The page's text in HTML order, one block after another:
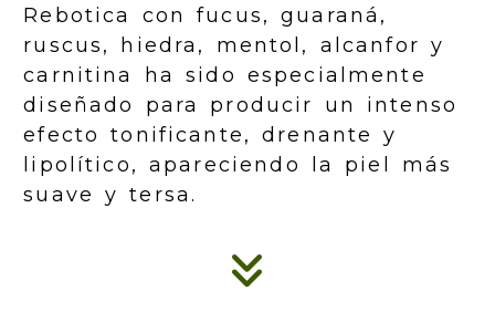
Rebotica con fucus, guaraná,
ruscus, hiedra, mentol, alcanfor y
carnitina ha sido especialmente
diseñado para producir un intenso
efecto tonificante, drenante y
lipolítico, apareciendo la piel más
suave y tersa.